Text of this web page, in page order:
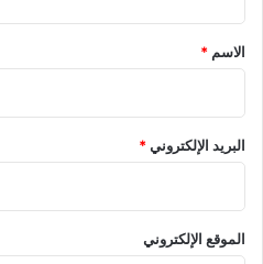
*
الاسم *
البريد الإلكتروني*
الموقع الإلكتروني